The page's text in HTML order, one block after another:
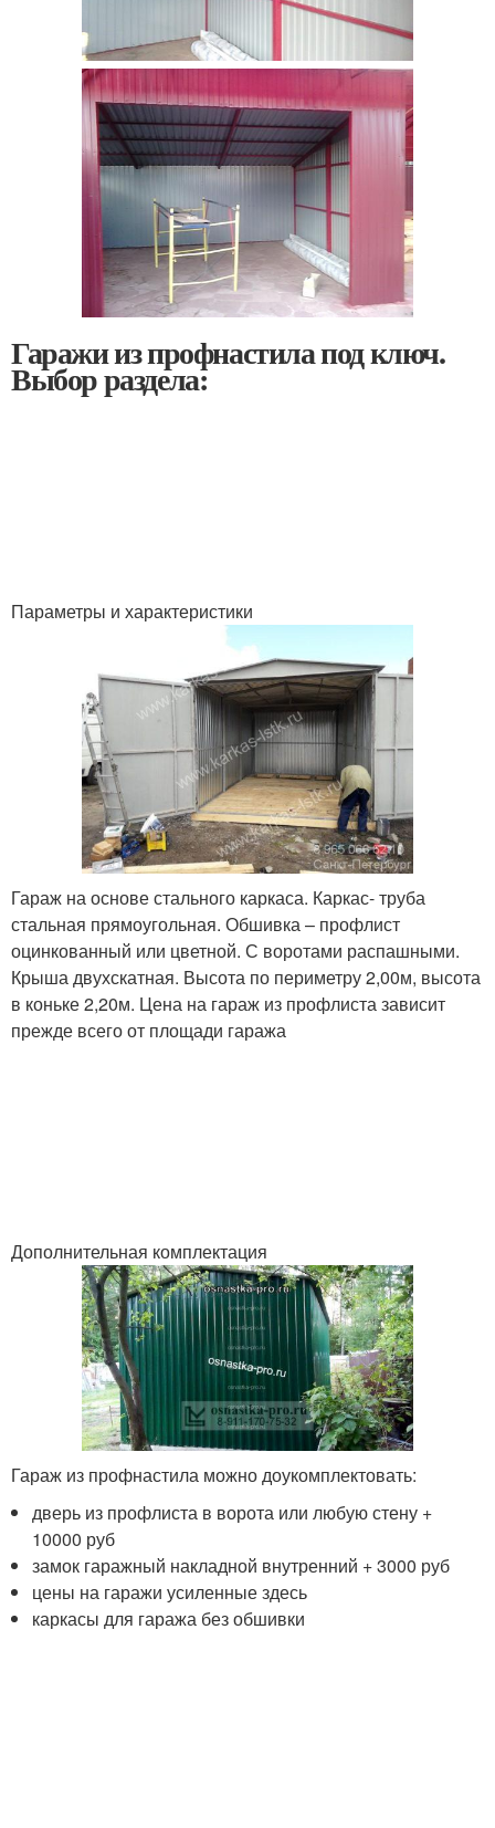
Гаражи из профнастила под ключ.
Выбор раздела:
Параметры и характеристики
Гараж на основе стального каркаса. Каркас- труба
стальная прямоугольная. Обшивка – профлист
оцинкованный или цветной. С воротами распашными.
Крыша двухскатная. Высота по периметру 2,00м, высота
в коньке 2,20м. Цена на гараж из профлиста зависит
прежде всего от площади гаража
Дополнительная комплектация
Гараж из профнастила можно доукомплектовать:
дверь из профлиста в ворота или любую стену +
10000 руб
замок гаражный накладной внутренний + 3000 руб
цены на гаражи усиленные здесь
каркасы для гаража без обшивки